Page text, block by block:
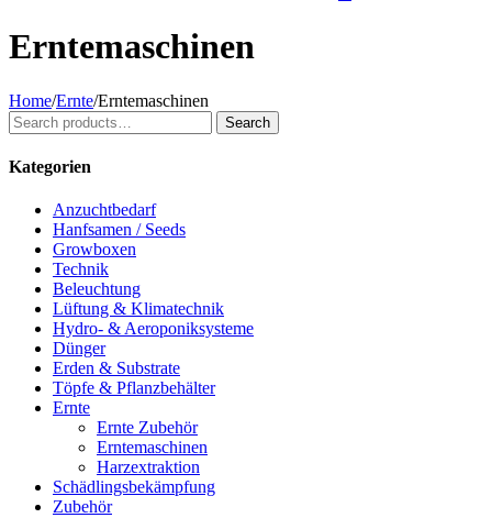
Erntemaschinen
Home/Ernte/Erntemaschinen
Search
for:
Search
Kategorien
Anzuchtbedarf
Hanfsamen / Seeds
Growboxen
Technik
Beleuchtung
Lüftung & Klimatechnik
Hydro- & Aeroponiksysteme
Dünger
Erden & Substrate
Töpfe & Pflanzbehälter
Ernte
Ernte Zubehör
Erntemaschinen
Harzextraktion
Schädlingsbekämpfung
Zubehör